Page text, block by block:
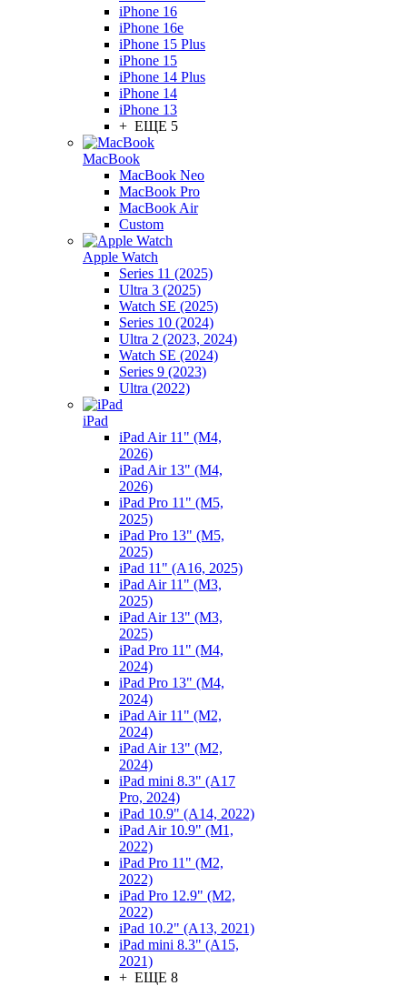
iPhone 16
iPhone 16e
iPhone 15 Plus
iPhone 15
iPhone 14 Plus
iPhone 14
iPhone 13
+ ЕЩЕ 5
MacBook
MacBook Neo
MacBook Pro
MacBook Air
Custom
Apple Watch
Series 11 (2025)
Ultra 3 (2025)
Watch SE (2025)
Series 10 (2024)
Ultra 2 (2023, 2024)
Watch SE (2024)
Series 9 (2023)
Ultra (2022)
iPad
iPad Air 11" (M4,
2026)
iPad Air 13" (M4,
2026)
iPad Pro 11" (M5,
2025)
iPad Pro 13" (M5,
2025)
iPad 11" (A16, 2025)
iPad Air 11" (M3,
2025)
iPad Air 13" (M3,
2025)
iPad Pro 11" (M4,
2024)
iPad Pro 13" (M4,
2024)
iPad Air 11" (M2,
2024)
iPad Air 13" (M2,
2024)
iPad mini 8.3" (A17
Pro, 2024)
iPad 10.9" (A14, 2022)
iPad Air 10.9" (M1,
2022)
iPad Pro 11" (M2,
2022)
iPad Pro 12.9" (M2,
2022)
iPad 10.2" (A13, 2021)
iPad mini 8.3" (A15,
2021)
+ ЕЩЕ 8